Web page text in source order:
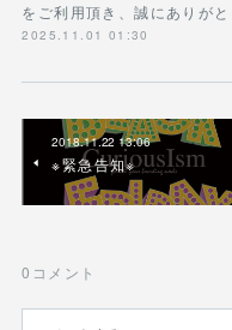
をご利用頂き、誠にありが
2025.11.01 01:30
2018.11.22 13:06
※緊急告知※
0 コメント